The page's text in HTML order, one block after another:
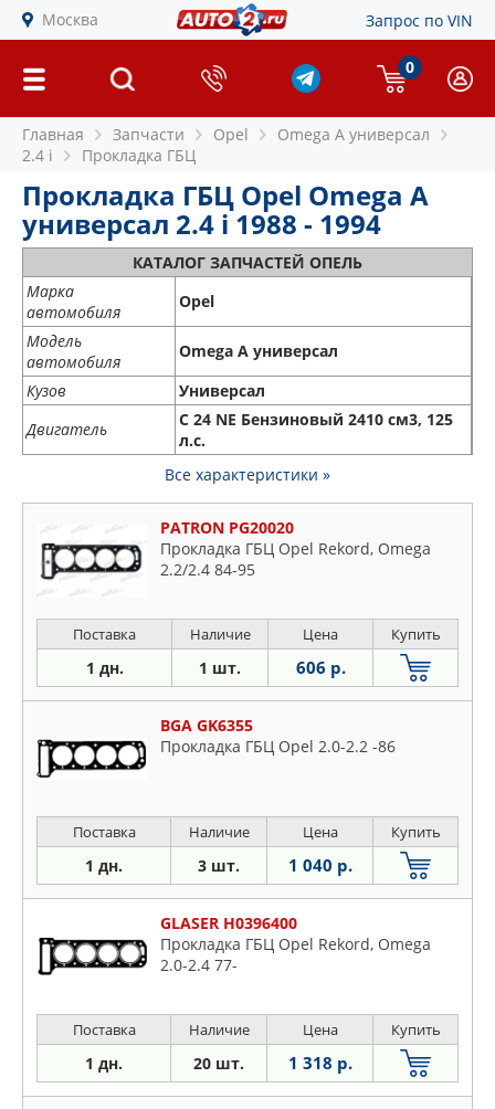
Москва Запрос по VIN
0
Главная Запчасти Opel
Omega A универсал
2.4 i
Прокладка ГБЦ
Прокладка ГБЦ Opel Omega A
универсал 2.4 i 1988 - 1994
КАТАЛОГ ЗАПЧАСТЕЙ ОПЕЛЬ
Марка
автомобиля
Opel
Модель
автомобиля
Omega A универсал
Кузов
Универсал
Двигатель
C 24 NE Бензиновый 2410 см3, 125
л.с.
Все характеристики »
PATRON PG20020
Прокладка ГБЦ Opel Rekord, Omega
2.2/2.4 84-95
Поставка Наличие Цена Купить
1 дн. 1 шт. 606 р.
BGA GK6355
Прокладка ГБЦ Opel 2.0-2.2 -86
Поставка Наличие Цена Купить
1 дн. 3 шт. 1 040 р.
GLASER H0396400
Прокладка ГБЦ Opel Rekord, Omega
2.0-2.4 77-
Поставка Наличие Цена Купить
1 дн. 20 шт. 1 318 р.